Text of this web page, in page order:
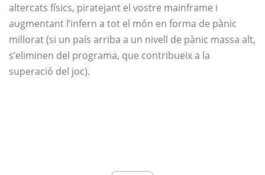
altercats físics, piratejant el vostre mainframe i
augmentant l’infern a tot el món en forma de pànic
millorat (si un país arriba a un nivell de pànic massa alt,
s’eliminen del programa, que contribueix a la
superació del joc).